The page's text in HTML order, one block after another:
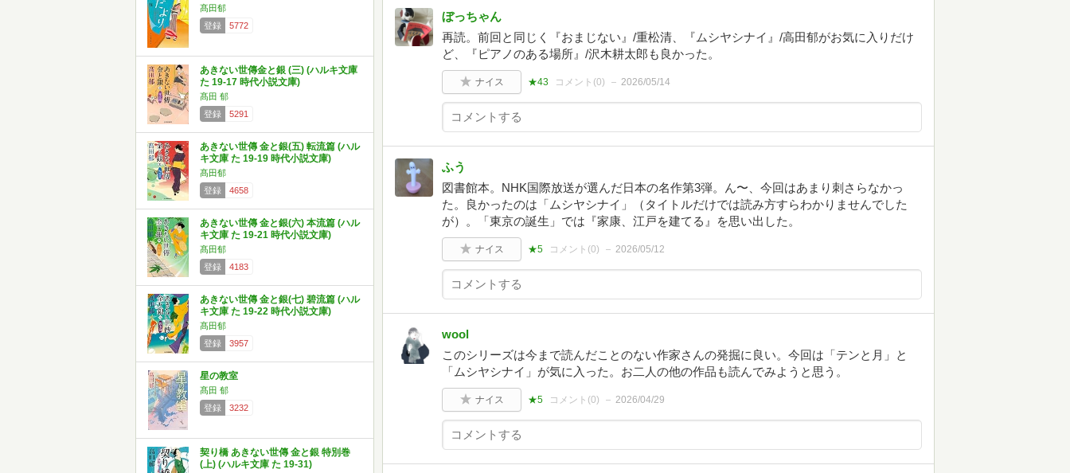
髙田郁
登録
5772
あきない世傳金と銀 (三) (ハルキ文庫
た 19-17 時代小説文庫)
髙田 郁
登録
5291
あきない世傳 金と銀(五) 転流篇 (ハル
キ文庫 た 19-19 時代小説文庫)
髙田郁
登録
4658
あきない世傳 金と銀(六) 本流篇 (ハル
キ文庫 た 19-21 時代小説文庫)
髙田郁
登録
4183
あきない世傳 金と銀(七) 碧流篇 (ハル
キ文庫 た 19-22 時代小説文庫)
髙田郁
登録
3957
星の教室
髙田 郁
登録
3232
契り橋 あきない世傳 金と銀 特別巻
(上) (ハルキ文庫 た 19-31)
ぼっちゃん
再読。前回と同じく『おまじない』/重松清、『ムシヤシナイ』/高田郁がお気に入りだけ
ど、『ピアノのある場所』/沢木耕太郎も良かった。
ナイス ★43 コメント(0) 2026/05/14
ふう
図書館本。NHK国際放送が選んだ日本の名作第3弾。ん〜、今回はあまり刺さらなかっ
た。良かったのは「ムシヤシナイ」（タイトルだけでは読み方すらわかりませんでした
が）。「東京の誕生」では『家康、江戸を建てる』を思い出した。
ナイス ★5 コメント(0) 2026/05/12
wool
このシリーズは今まで読んだことのない作家さんの発掘に良い。今回は「テンと月」と
「ムシヤシナイ」が気に入った。お二人の他の作品も読んでみようと思う。
ナイス ★5 コメント(0) 2026/04/29